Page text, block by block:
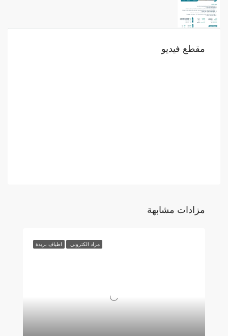
مقطع فيديو
مزادات مشابهة
مزاد الكتروني اطياف بريدة